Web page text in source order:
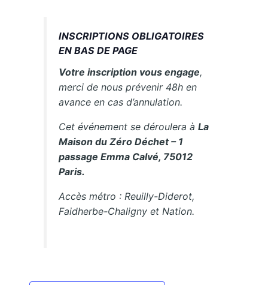
INSCRIPTIONS OBLIGATOIRES
EN BAS DE PAGE
Votre inscription vous engage,
merci de nous prévenir 48h en
avance en cas d’annulation.
Cet événement se déroulera àLa
Maison du Zéro Déchet – 1
passage Emma Calvé, 75012
Paris.
Accès métro : Reuilly-Diderot,
Faidherbe-Chaligny et Nation.